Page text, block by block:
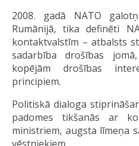
2008. gadā NATO
Rumānijā, tika definēti
kontaktvalstīm – atbalsts
sadarbība drošības
kopējām drošības
principiem.
Politiskā dialoga
padomes tikšanās ar
ministriem, augsta līmeņa